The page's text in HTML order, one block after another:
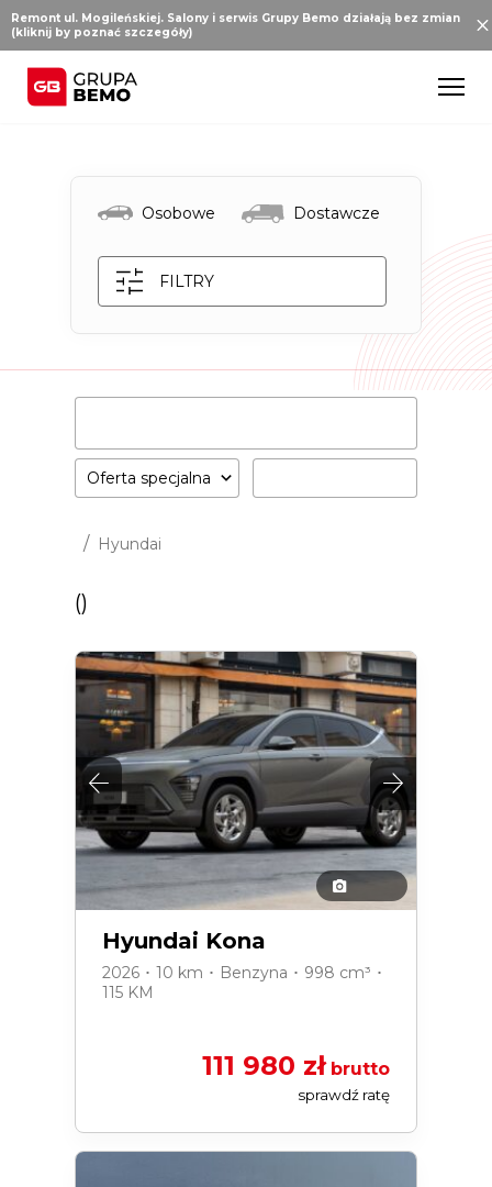
Remont ul. Mogileńskiej. Salony i serwis Grupy Bemo działają bez zmian
(kliknij by poznać szczegóły)
Osobowe Dostawcze
FILTRY
/ Hyundai
Oferta specjalna
()
Hyundai Kona
2026 ･ 10 km ･ Benzyna ･ 998 cm³ ･
115 KM
111 980 złbrutto
sprawdź ratę